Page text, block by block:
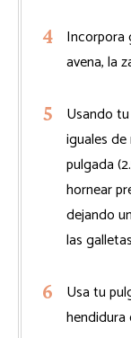
Incorpora
avena, la
Usando
iguales
pulgada
hornear
dejando
las
Usa tu